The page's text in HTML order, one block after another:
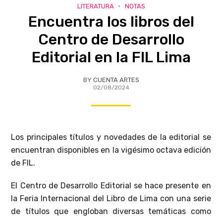
LITERATURA
NOTAS
Encuentra los libros del
Centro de Desarrollo
Editorial en la FIL Lima
BY CUENTA ARTES
02/08/2024
Los principales títulos y novedades de la editorial se
encuentran disponibles en la vigésimo octava edición
de FIL.
El Centro de Desarrollo Editorial se hace presente en
la Feria Internacional del Libro de Lima con una serie
de títulos que engloban diversas temáticas como